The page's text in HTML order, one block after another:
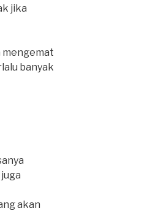
jika
mengemat
banyak
akan